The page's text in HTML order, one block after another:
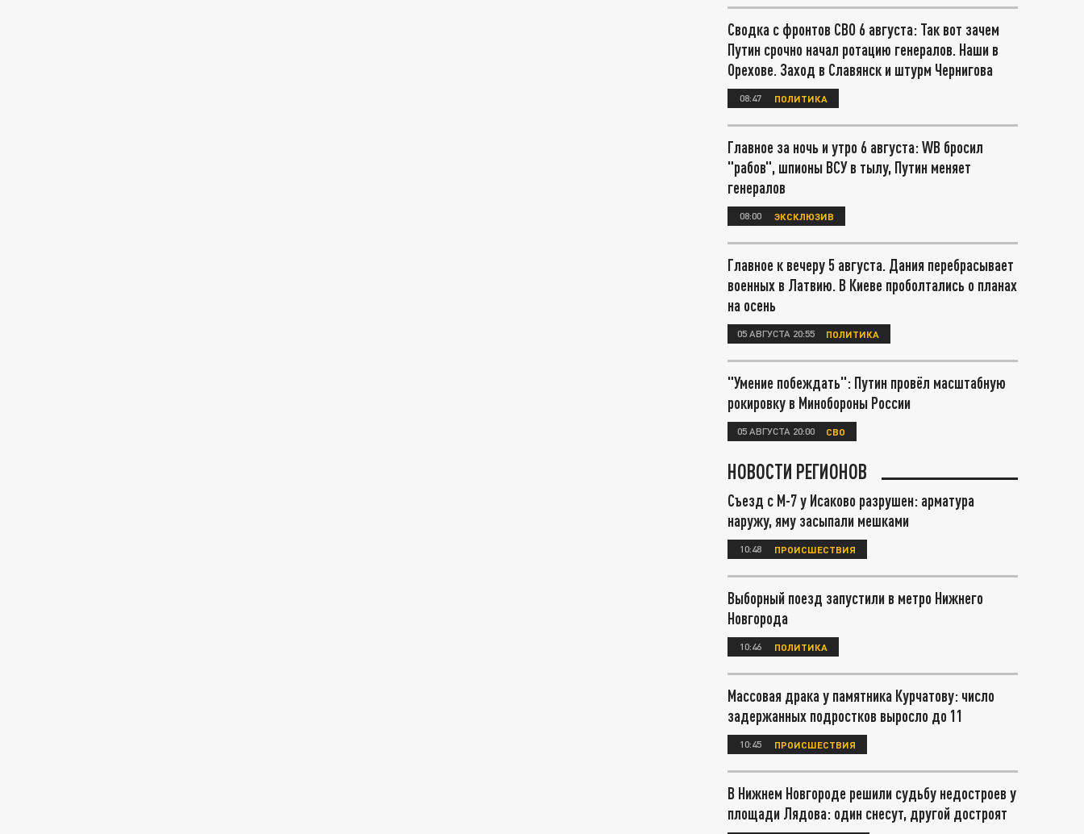
Сводка с фронтов СВО 6 августа: Так вот зачем
Путин срочно начал ротацию генералов. Наши в
Орехове. Заход в Славянск и штурм Чернигова
08:47 ПОЛИТИКА
Главное за ночь и утро 6 августа: WB бросил
"рабов", шпионы ВСУ в тылу, Путин меняет
генералов
08:00 ЭКСКЛЮЗИВ
Главное к вечеру 5 августа. Дания перебрасывает
военных в Латвию. В Киеве проболтались о планах
на осень
05 АВГУСТА 20:55 ПОЛИТИКА
"Умение побеждать": Путин провёл масштабную
рокировку в Минобороны России
05 АВГУСТА 20:00 СВО
НОВОСТИ РЕГИОНОВ
Съезд с М-7 у Исаково разрушен: арматура
наружу, яму засыпали мешками
10:48 ПРОИСШЕСТВИЯ
Выборный поезд запустили в метро Нижнего
Новгорода
10:46 ПОЛИТИКА
Массовая драка у памятника Курчатову: число
задержанных подростков выросло до 11
10:45 ПРОИСШЕСТВИЯ
В Нижнем Новгороде решили судьбу недостроев у
площади Лядова: один снесут, другой достроят